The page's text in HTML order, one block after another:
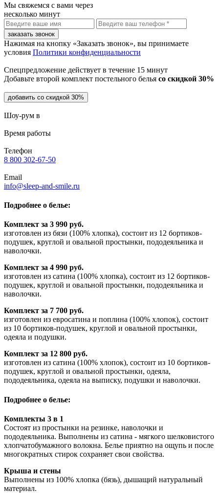
Мы свяжемся с вами через
несколько минут
заказать звонок
Нажимая на кнопку «Заказать звонок», вы принимаете
условия Политики конфиденциальности
Спецпредложение действует в течение 15 минут
Добавьте второй комплект постельного белья со скидкой 30%
добавить со скидкой 30%
Шоу-рум в
Время работы
Телефон
8 800 302-67-50
Email
info@sleep-and-smile.ru
Подробнее о белье:
Комплект за 3 990 руб.
изготовлен из бязи (100% хлопка), состоит из 12 бортиков-
подушек, круглой и овальной простынки, пододеяльника и
наволочки.
Комплект за 4 990 руб.
изготовлен из сатина (100% хлопка), состоит из 12 бортиков-
подушек, круглой и овальной простынки, пододеяльника и
наволочки.
Комплект за 7 700 руб.
изготовлен из евросатина и поплина (100% хлопок), состоит
из 10 бортиков-подушек, круглой и овальной простынки,
одеяла и подушки.
Комплект за 12 800 руб.
изготовлен из сатина (100% хлопок), состоит из 10 бортиков-
подушек, круглой и овальной простынки, одеяла,
пододеяльника, одеяла на выписку, подушки и наволочки.
Подробнее о белье:
Комплекты 3 в 1
Состоят из простынки на резинке, наволочки и
пододеяльника. Выполнены из сатина - мягкого шелковистого
хлопчатобумажного волокна. Белье приятно на ощупь и после
многократных стирок сохраняет свои свойства.
Крыша и стены
Выполнены из 100% хлопка (бязь), дышащий натуральный
материал.